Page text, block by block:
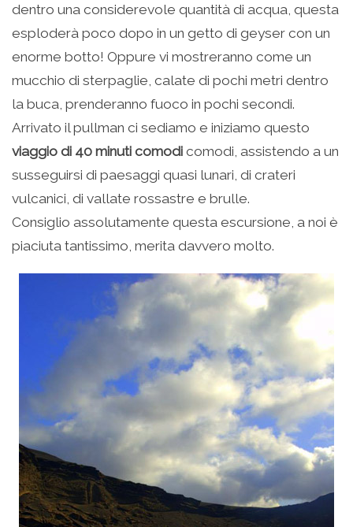
dentro una considerevole quantità di acqua, questa
esploderà poco dopo in un getto di geyser con un
enorme botto! Oppure vi mostreranno come un
mucchio di sterpaglie, calate di pochi metri dentro
la buca, prenderanno fuoco in pochi secondi.
Arrivato il pullman ci sediamo e iniziamo questo
viaggio di 40 minuti comodi comodi, assistendo a un
susseguirsi di paesaggi quasi lunari, di crateri
vulcanici, di vallate rossastre e brulle.
Consiglio assolutamente questa escursione, a noi è
piaciuta tantissimo, merita davvero molto.